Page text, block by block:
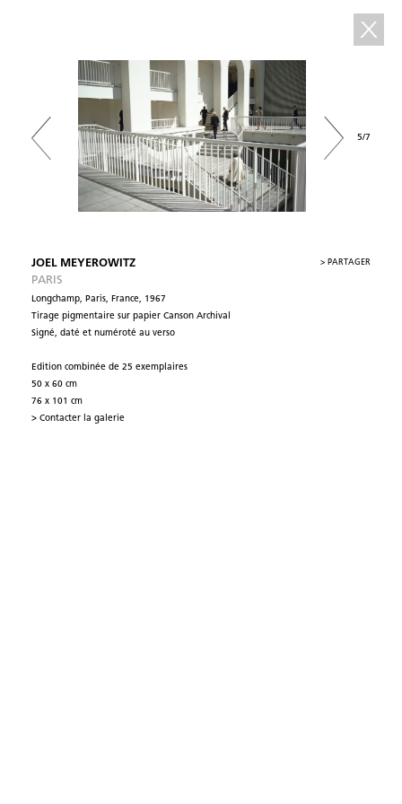
JOEL MEYEROWITZ
PARIS
Longchamp, Paris, France, 1967
Tirage pigmentaire sur papier Canson Archival
Signé, daté et numéroté au verso
Edition combinée de 25 exemplaires
50 x 60 cm
76 x 101 cm
> Contacter la galerie
> PARTAGER
5/7